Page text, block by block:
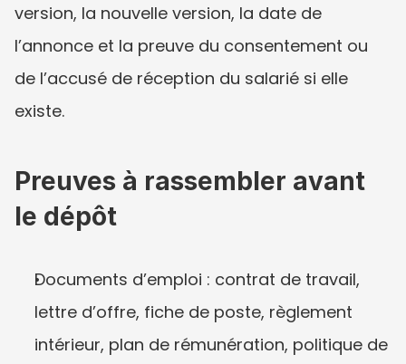
version, la nouvelle version, la date de
l’annonce et la preuve du consentement ou
de l’accusé de réception du salarié si elle
existe.
Preuves à rassembler avant
le dépôt
Documents d’emploi : contrat de travail,
lettre d’offre, fiche de poste, règlement
intérieur, plan de rémunération, politique de